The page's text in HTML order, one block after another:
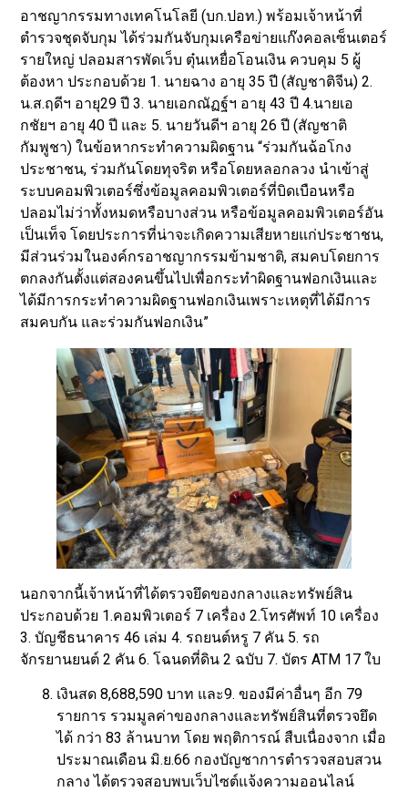
อาชญากรรมทางเทคโนโลยี (บก.ปอท.) พร้อมเจ้าหน้าที่
ตำรวจชุดจับกุม ได้ร่วมกันจับกุมเครือข่ายแก๊งคอลเซ็นเตอร์
รายใหญ่ ปลอมสารพัดเว็บ ตุ๋นเหยื่อโอนเงิน ควบคุม 5 ผู้
ต้องหา ประกอบด้วย 1. นายฉาง อายุ 35 ปี (สัญชาติจีน) 2.
น.ส.ฤดีฯ อายุ29 ปี 3. นายเอกณัฏฐ์ฯ อายุ 43 ปี 4.นายเอ
กชัยฯ อายุ 40 ปี และ 5. นายวันดีฯ อายุ 26 ปี (สัญชาติ
กัมพูชา) ในข้อหากระทำความผิดฐาน “ร่วมกันฉ้อโกง
ประชาชน, ร่วมกันโดยทุจริต หรือโดยหลอกลวง นําเข้าสู่
ระบบคอมพิวเตอร์ซึ่งข้อมูลคอมพิวเตอร์ที่บิดเบือนหรือ
ปลอมไม่ว่าทั้งหมดหรือบางส่วน หรือข้อมูลคอมพิวเตอร์อัน
เป็นเท็จ โดยประการที่น่าจะเกิดความเสียหายแก่ประชาชน,
มีส่วนร่วมในองค์กรอาชญากรรมข้ามชาติ, สมคบโดยการ
ตกลงกันตั้งแต่สองคนขึ้นไปเพื่อกระทำผิดฐานฟอกเงินและ
ได้มีการกระทำความผิดฐานฟอกเงินเพราะเหตุที่ได้มีการ
สมคบกัน และร่วมกันฟอกเงิน”
นอกจากนี้เจ้าหน้าที่ได้ตรวจยึดของกลางและทรัพย์สิน
ประกอบด้วย 1.คอมพิวเตอร์ 7 เครื่อง 2.โทรศัพท์ 10 เครื่อง
3. บัญชีธนาคาร 46 เล่ม 4. รถยนต์หรู 7 คัน 5. รถ
จักรยานยนต์ 2 คัน 6. โฉนดที่ดิน 2 ฉบับ 7. บัตร ATM 17 ใบ
เงินสด 8,688,590 บาท และ9. ของมีค่าอื่นๆ อีก 79
รายการ รวมมูลค่าของกลางและทรัพย์สินที่ตรวจยึด
ได้ กว่า 83 ล้านบาท โดย พฤติการณ์ สืบเนื่องจาก เมื่อ
ประมาณเดือน มิ.ย.66 กองบัญชาการตำรวจสอบสวน
กลาง ได้ตรวจสอบพบเว็บไซต์แจ้งความออนไลน์